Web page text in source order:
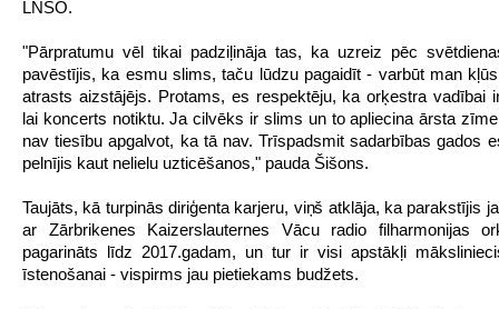
LNSO.
"Pārpratumu vēl tikai padziļināja tas, ka uzreiz pēc
pavēstījis, ka esmu slims, taču lūdzu pagaidīt - varbūt man
atrasts aizstājējs. Protams, es respektēju, ka orķestra vadībai
lai koncerts notiktu. Ja cilvēks ir slims un to apliecina ārsta
nav tiesību apgalvot, ka tā nav. Trīspadsmit sadarbības gados
pelnījis kaut nelielu uzticēšanos," pauda Šišons.
Taujāts, kā turpinās diriģenta karjeru, viņš atklāja, ka parakstījis
ar Zārbrikenes Kaizerslauternes Vācu radio filharmonijas
pagarināts līdz 2017.gadam, un tur ir visi apstākļi
īstenošanai - vispirms jau pietiekams budžets.